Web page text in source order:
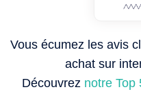
Vous écumez les avis
achat sur
Découvrez notre Top